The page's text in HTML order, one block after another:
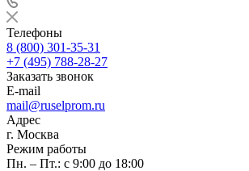
Телефоны
8 (800) 301-35-31
+7 (495) 788-28-27
Заказать звонок
E-mail
mail@ruselprom.ru
Адрес
г. Москва
Режим работы
Пн. – Пт.: с 9:00 до 18:00